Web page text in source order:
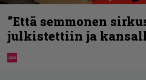
”Että semmonen
julkistettiin ja